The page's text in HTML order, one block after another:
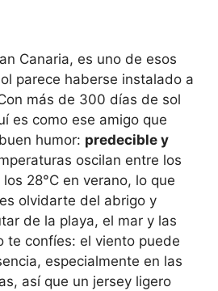
Canaria, es uno de esos
parece haberse instalado a
más de 300 días de sol
es como ese amigo que
humor: predecible y
oscilan entre los
28°C en verano, lo que
olvidarte del abrigo y
de la playa, el mar y las
te confíes: el viento puede
especialmente en las
así que un jersey ligero